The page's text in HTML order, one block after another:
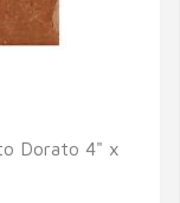
Dorato 4" x